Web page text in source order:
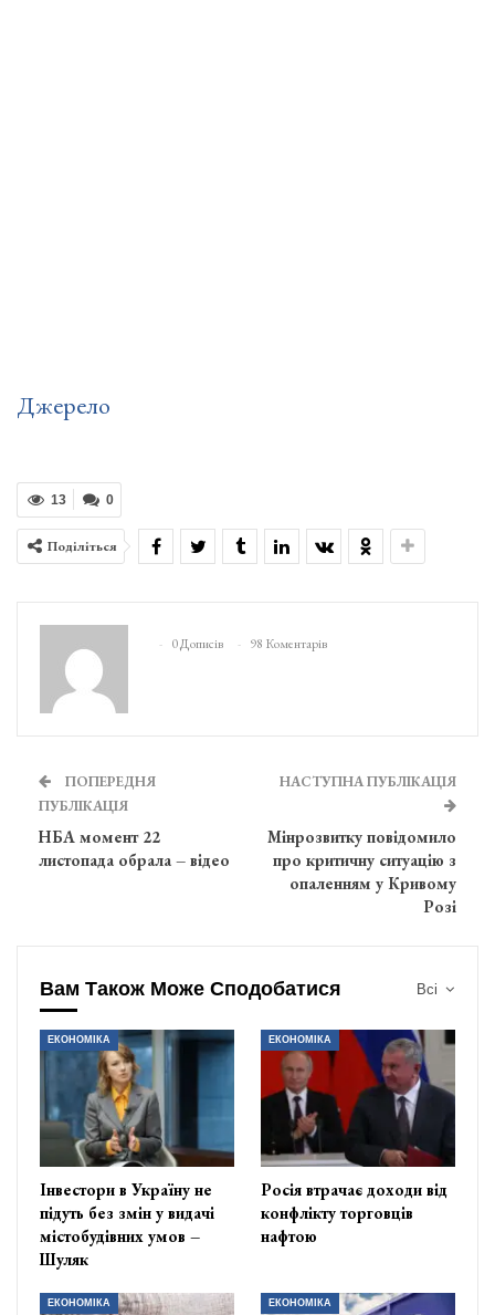
Джерело
0
13
Поділіться
0 Дописів 98 Коментарів
ПОПЕРЕДНЯ
ПУБЛІКАЦІЯ
НБА момент 22
листопада обрала – відео
НАСТУПНА ПУБЛІКАЦІЯ
Мінрозвитку повідомило
про критичну ситуацію з
опаленням у Кривому
Розі
Всі
Вам Також Може Сподобатися
ЕКОНОМІКА
Інвестори в Україну не
підуть без змін у видачі
містобудівних умов –
Шуляк
ЕКОНОМІКА
Росія втрачає доходи від
конфлікту торговців
нафтою
ЕКОНОМІКА ЕКОНОМІКА